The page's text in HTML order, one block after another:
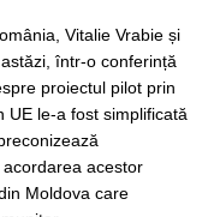
Vitalie Vrabie și
într-o conferință
proiectul pilot prin
UE le-a fost simplificată
acestor
Moldova care